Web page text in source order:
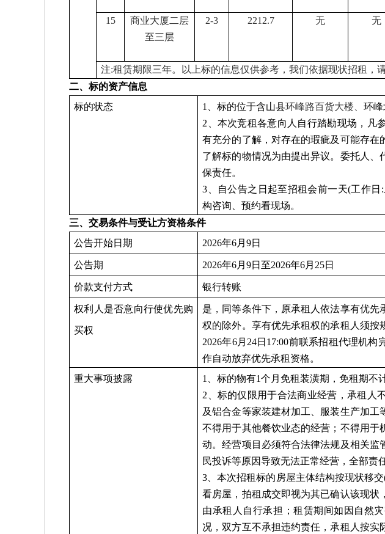
15
商业大厦二层
至三层
2-3 2212.7 无 无
注:租赁期限三年。
以上标的信息仅供参考，我们依据现状招租，
二、标的资产信息
标的状态
1、标的位于含山县环峰路百货大楼、环
2、本次竞租各意向人自行踏勘现场，凡
有充分的了解，对存在的瑕疵及可能存
了解标的物情况为由提出异议。委托人
保责任。
3、自公告之日起至招租会前一天(工作日:
构咨询、预约看现场。
三、交易条件与受让方资格条件
公告开始日期
2026年6月9日
公告期 2026年6月9日至2026年6月25日
价款支付方式 银行转账
权利人是否意向行使优先购
买权
是，同等条件下，原承租人依法享有优
权的除外。享有优先承租权的承租人须
2026年6月24日17:00前联系招租代理机
作自动放弃优先承租资格。
重大事项披露
1、标的物有1个月免租装潢期，免租期不
2、标的仅限用于合法商业经营，承租人
及铝合金等家装建材加工、服装生产加工
不得用于其他餐饮业态的经营；不得用
动。经营项目必须符合法律法规及相关
民投诉等原因导致无法正常经营，全部责
3、本次招租标的房屋主体结构按现状移
看房屋，拍租成交即视为其已确认该现
由承租人自行承担；租赁期间如因自然
况，双方互不承担违约责任，承租人按